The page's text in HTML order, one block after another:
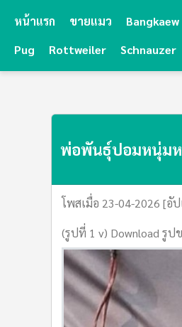
หน้าแรก ขายแมว Bangkaew
Pug
Rottweiler Schnauzer
พ่อพันธุ์ปอมหนุ่มห
โพสเมื่อ 23-04-2026 [อั
(รูปที่ 1 v) Download รูป